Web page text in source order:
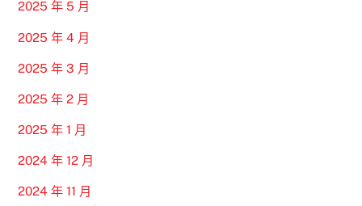
2025 年 5 月
2025 年 4 月
2025 年 3 月
2025 年 2 月
2025 年 1 月
2024 年 12 月
2024 年 11 月